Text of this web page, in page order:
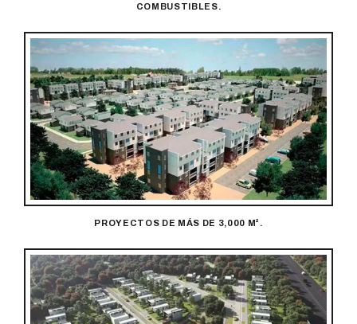
COMBUSTIBLES.
PROYECTOS DE MÁS DE 3,000 M².